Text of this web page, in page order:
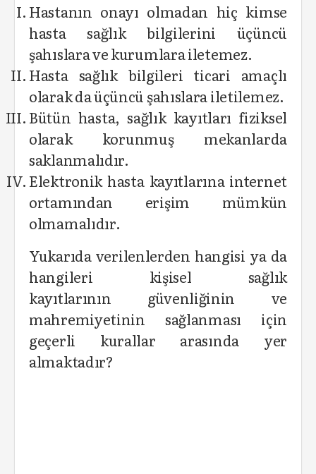
Hastanın onayı olmadan hiç kimse
hasta sağlık bilgilerini üçüncü
şahıslara ve kurumlara iletemez.
Hasta sağlık bilgileri ticari amaçlı
olarak da üçüncü şahıslara iletilemez.
Bütün hasta, sağlık kayıtları fiziksel
olarak korunmuş mekanlarda
saklanmalıdır.
Elektronik hasta kayıtlarına internet
ortamından erişim mümkün
olmamalıdır.
Yukarıda verilenlerden hangisi ya da
hangileri kişisel sağlık
kayıtlarının güvenliğinin ve
mahremiyetinin sağlanması için
geçerli kurallar arasında yer
almaktadır?